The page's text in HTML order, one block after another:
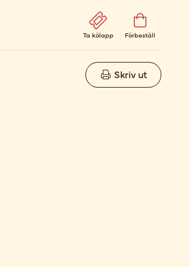
Ta kölapp Förbeställ
Skriv ut